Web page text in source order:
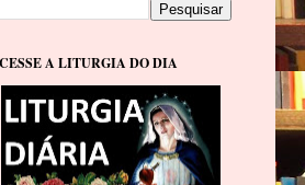
A LITURGIA DO DIA